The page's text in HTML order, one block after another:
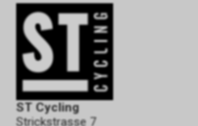
ST Cycling
Strickstrasse 7